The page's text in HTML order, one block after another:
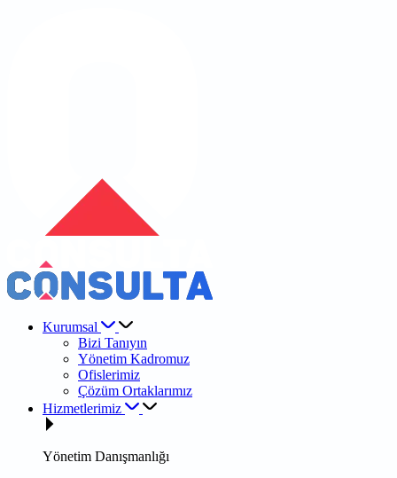
Kurumsal
Bizi Tanıyın
Yönetim Kadromuz
Ofislerimiz
Çözüm Ortaklarımız
Hizmetlerimiz
Yönetim Danışmanlığı